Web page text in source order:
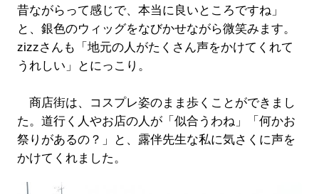
昔ながらって感じで、本当に良いところですね」
と、銀色のウィッグをなびかせながら微笑みます。
zizzさんも「地元の人がたくさん声をかけてくれて
うれしい」とにっこり。
商店街は、コスプレ姿のまま歩くことができまし
た。道行く人やお店の人が「似合うわね」「何かお
祭りがあるの？」と、露伴先生な私に気さくに声を
かけてくれました。